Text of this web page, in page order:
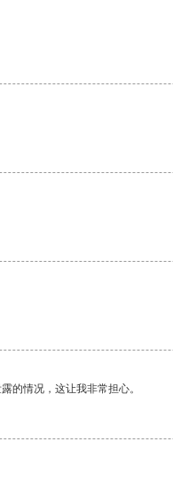
的情况，这让我非常担心。